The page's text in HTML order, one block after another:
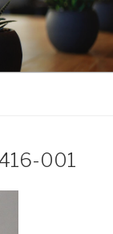
001